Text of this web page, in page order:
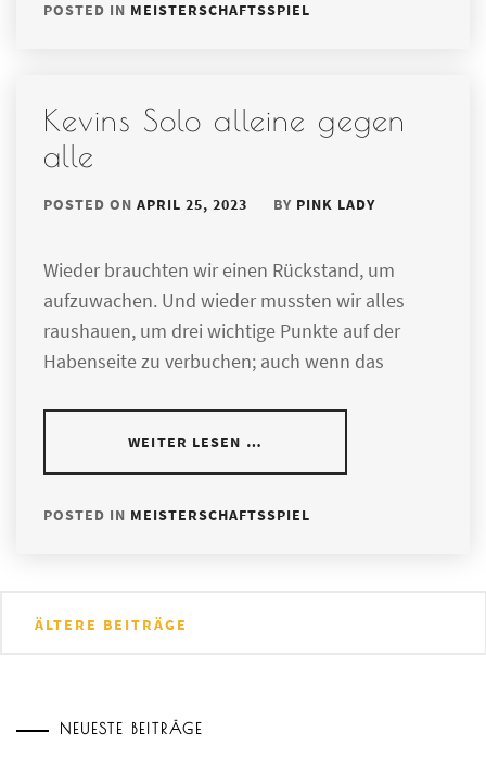
POSTED IN MEISTERSCHAFTSSPIEL
Kevins Solo alleine gegen
alle
POSTED ON APRIL 25, 2023 BY PINK LADY
Wieder brauchten wir einen Rückstand, um
aufzuwachen. Und wieder mussten wir alles
raushauen, um drei wichtige Punkte auf der
Habenseite zu verbuchen; auch wenn das
WEITER LESEN …
POSTED IN MEISTERSCHAFTSSPIEL
ÄLTERE BEITRÄGE
NEUESTE BEITRÄGE